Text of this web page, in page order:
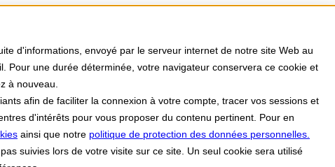
d'informations, envoyé par le serveur internet de notre site Web au
Pour une durée déterminée, votre navigateur conservera ce cookie et
à nouveau.
afin de faciliter la connexion à votre compte, tracer vos sessions et
d'intérêts pour vous proposer du contenu pertinent. Pour en
ainsi que notre politique de protection des données personnelles.
suivies lors de votre visite sur ce site. Un seul cookie sera utilisé